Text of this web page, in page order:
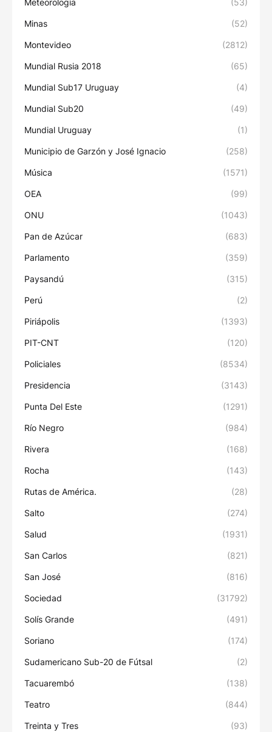
Meteorología (53)
Minas (52)
Montevideo (2812)
Mundial Rusia 2018 (65)
Mundial Sub17 Uruguay (4)
Mundial Sub20 (49)
Mundial Uruguay (1)
Municipio de Garzón y José Ignacio (258)
Música (1571)
OEA (99)
ONU (1043)
Pan de Azúcar (683)
Parlamento (359)
Paysandú (315)
Perú (2)
Piriápolis (1393)
PIT-CNT (120)
Policiales (8534)
Presidencia (3143)
Punta Del Este (1291)
Río Negro (984)
Rivera (168)
Rocha (143)
Rutas de América. (28)
Salto (274)
Salud (1931)
San Carlos (821)
San José (816)
Sociedad (31792)
Solís Grande (491)
Soriano (174)
Sudamericano Sub-20 de Fútsal (2)
Tacuarembó (138)
Teatro (844)
Treinta y Tres (93)